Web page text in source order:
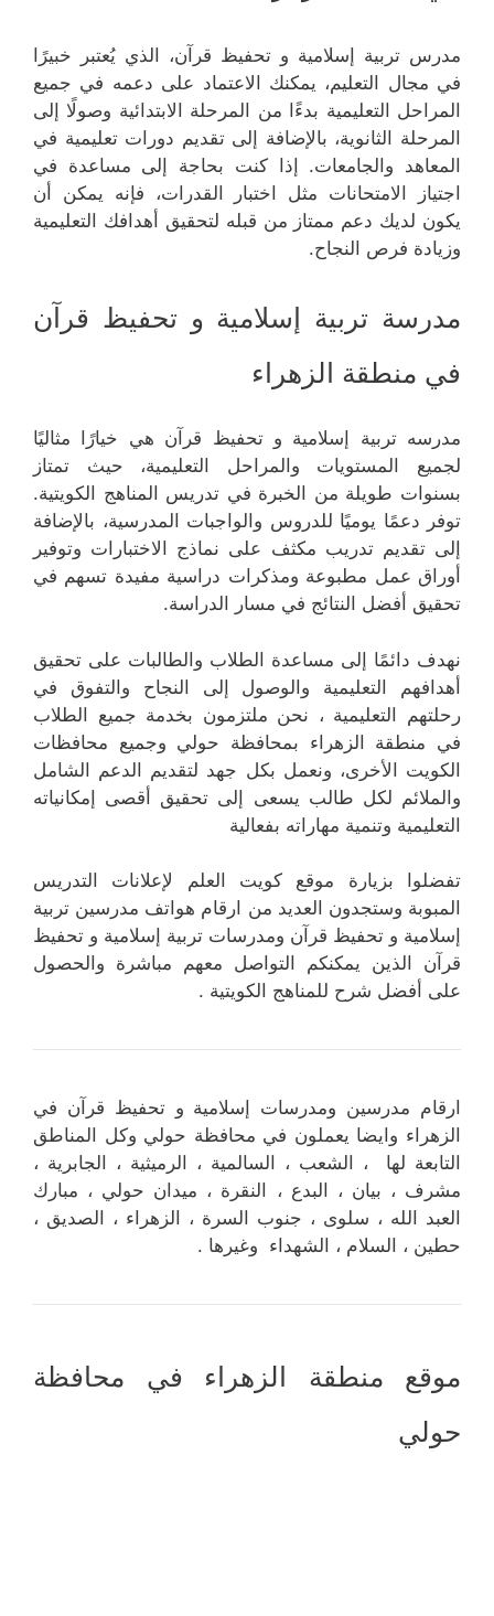
مدرس تربية إسلامية و تحفيظ قرآن، الذي يُعتبر خبيرًا
في مجال التعليم، يمكنك الاعتماد على دعمه في جميع
المراحل التعليمية بدءًا من المرحلة الابتدائية وصولًا إلى
المرحلة الثانوية، بالإضافة إلى تقديم دورات تعليمية في
المعاهد والجامعات. إذا كنت بحاجة إلى مساعدة في
اجتياز الامتحانات مثل اختبار القدرات، فإنه يمكن أن
يكون لديك دعم ممتاز من قبله لتحقيق أهدافك التعليمية
وزيادة فرص النجاح.
مدرسة تربية إسلامية و تحفيظ قرآن
في منطقة الزهراء
مدرسه تربية إسلامية و تحفيظ قرآن هي خيارًا مثاليًا
لجميع المستويات والمراحل التعليمية، حيث تمتاز
بسنوات طويلة من الخبرة في تدريس المناهج الكويتية.
توفر دعمًا يوميًا للدروس والواجبات المدرسية، بالإضافة
إلى تقديم تدريب مكثف على نماذج الاختبارات وتوفير
أوراق عمل مطبوعة ومذكرات دراسية مفيدة تسهم في
تحقيق أفضل النتائج في مسار الدراسة.
نهدف دائمًا إلى مساعدة الطلاب والطالبات على تحقيق
أهدافهم التعليمية والوصول إلى النجاح والتفوق في
رحلتهم التعليمية ، نحن ملتزمون بخدمة جميع الطلاب
في منطقة الزهراء بمحافظة حولي وجميع محافظات
الكويت الأخرى، ونعمل بكل جهد لتقديم الدعم الشامل
والملائم لكل طالب يسعى إلى تحقيق أقصى إمكانياته
التعليمية وتنمية مهاراته بفعالية
تفضلوا بزيارة موقع كويت العلم لإعلانات التدريس
المبوبة وستجدون العديد من ارقام هواتف مدرسين تربية
إسلامية و تحفيظ قرآن ومدرسات تربية إسلامية و تحفيظ
قرآن الذين يمكنكم التواصل معهم مباشرة والحصول
على أفضل شرح للمناهج الكويتية .
ارقام مدرسين ومدرسات إسلامية و تحفيظ قرآن في
الزهراء وايضا يعملون في محافظة حولي وكل المناطق
التابعة لها ، الشعب ، السالمية ، الرميثية ، الجابرية ،
مشرف ، بيان ، البدع ، النقرة ، ميدان حولي ، مبارك
العبد الله ، سلوى ، جنوب السرة ، الزهراء ، الصديق ،
حطين ، السلام ، الشهداء وغيرها .
موقع منطقة الزهراء في محافظة
حولي